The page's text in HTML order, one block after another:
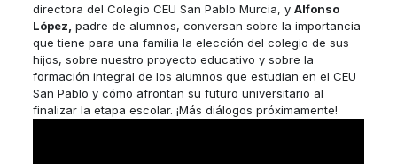
directora del Colegio CEU San Pablo Murcia, y Alfonso
López, padre de alumnos, conversan sobre la importancia
que tiene para una familia la elección del colegio de sus
hijos, sobre nuestro proyecto educativo y sobre la
formación integral de los alumnos que estudian en el CEU
San Pablo y cómo afrontan su futuro universitario al
finalizar la etapa escolar. ¡Más diálogos próximamente!